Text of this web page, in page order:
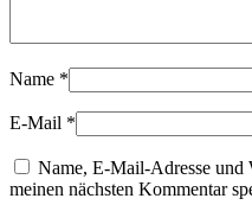
Name *
E-Mail *
Name, E-Mail-Adresse und
meinen nächsten Kommentar